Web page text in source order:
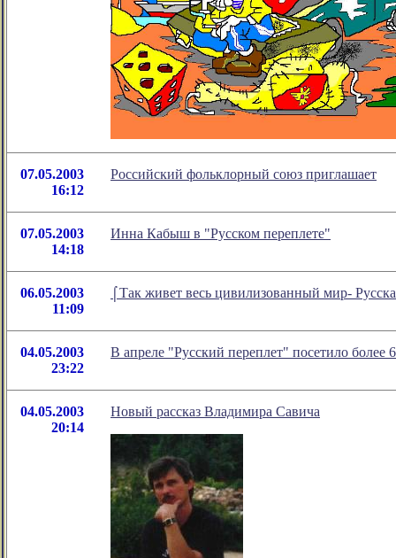
07.05.2003
16:12
Российский фольклорный союз приглашает
07.05.2003
14:18
Инна Кабыш в "Русском переплете"
06.05.2003
11:09
⌠Так живет весь цивилизованный мир-
04.05.2003
23:22
В апреле "Русский переплет" посетило более
04.05.2003
20:14
Новый рассказ Владимира Савича